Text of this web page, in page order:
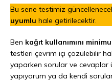
Bu sene testimiz
uyumlu hale getirilecektir.
Ben kağıt kullanımını
testleri çevrim içi çözülebilir
yaparken sorular ve cevaplar
yapıyorum ya da kendi